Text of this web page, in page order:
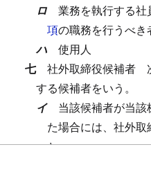
ロ 業務を執行する社
項の職務を行うべ
ハ 使用人
七 社外取締役候補者
する候補者をいう。
イ 当該候補者が当
た場合には、社外
と。
次のいずれかの